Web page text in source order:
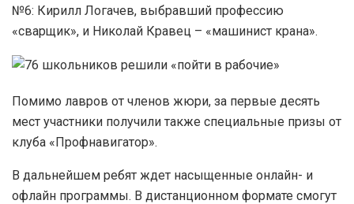
№6: Кирилл Логачев, выбравший профессию
«сварщик», и Николай Кравец – «машинист крана».
Помимо лавров от членов жюри, за первые десять
мест участники получили также специальные призы от
клуба «Профнавигатор».
В дальнейшем ребят ждет насыщенные онлайн- и
офлайн программы. В дистанционном формате смогут